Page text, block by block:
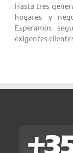
Hasta tres
hogares y
Esperamos
exigentes